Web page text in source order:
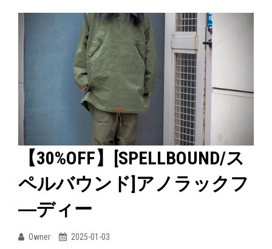
ャ
ツ
ス
ペ
ル
バ
ウ
ン
ド]
40s
先
染
ー
【30%OFF】[SPELLBOUND/ス
ペルバウンド]アノラックフ
―ディー
Owner 2025-01-03